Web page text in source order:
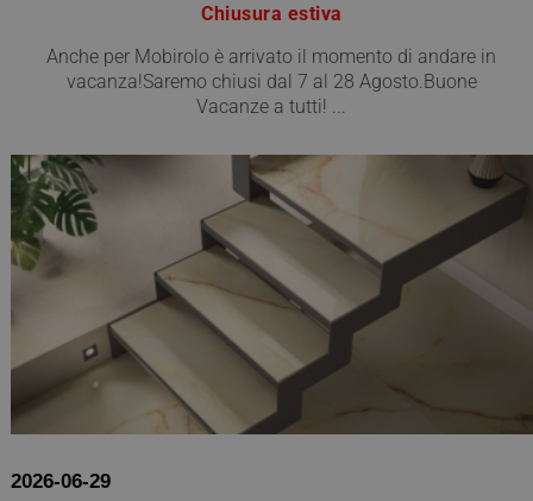
Chiusura estiva
Anche per Mobirolo è arrivato il momento di andare in
vacanza!Saremo chiusi dal 7 al 28 Agosto.Buone
Vacanze a tutti! ...
2026-06-29